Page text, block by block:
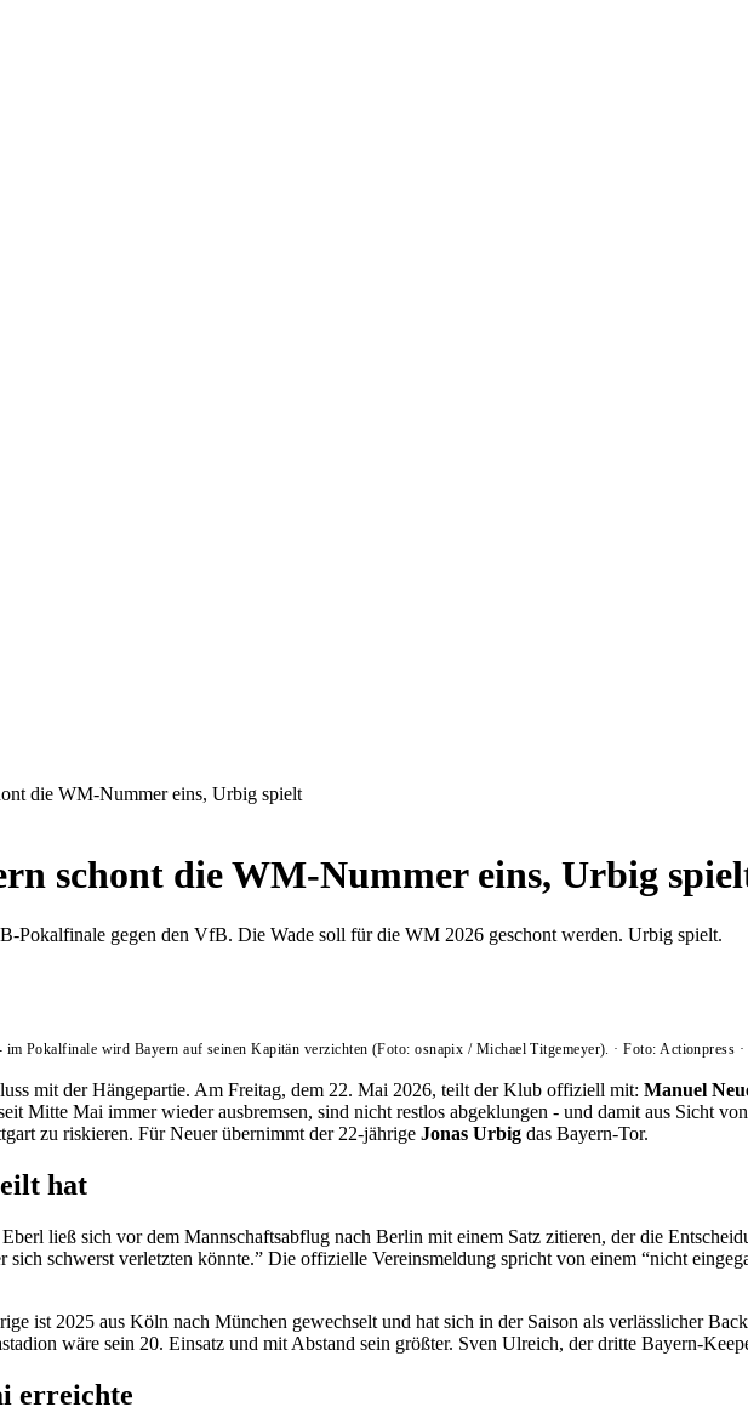
die WM-Nummer eins, Urbig spielt
schont die WM-Nummer eins, Urbig
Pokalfinale gegen den VfB. Die Wade soll für die WM 2026 geschont werden. Urbig spielt.
Pokalfinale wird Bayern auf seinen Kapitän verzichten (Foto: osnapix / Michael Titgemeyer). ·Foto: Actionpress ·
mit der Hängepartie. Am Freitag, dem 22. Mai 2026, teilt der Klub offiziell mit: Manuel
Mitte Mai immer wieder ausbremsen, sind nicht restlos abgeklungen - und damit aus Sicht
zu riskieren. Für Neuer übernimmt der 22-jährige Jonas Urbig das Bayern-Tor.
hat
ließ sich vor dem Mannschaftsabflug nach Berlin mit einem Satz zitieren, der die
sich schwerst verletzten könnte.” Die offizielle Vereinsmeldung spricht von einem “nicht
ist 2025 aus Köln nach München gewechselt und hat sich in der Saison als verlässlicher
wäre sein 20. Einsatz und mit Abstand sein größter. Sven Ulreich, der dritte Bayern-
erreichte